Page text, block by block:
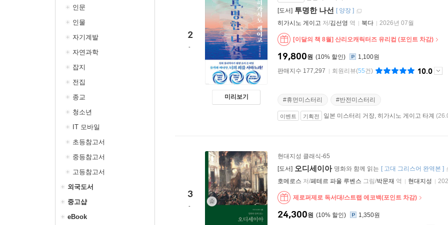
인문
인물
자기계발
자연과학
잡지
전집
종교
청소년
IT 모바일
초등참고서
중등참고서
고등참고서
외국도서
중고샵
eBook
2
미리보기
[도서] 투명한 나선 [ 양장 ]
히가시노 게이고 저/김선영 역 북다 2026년 07월
[이달의 책 8월] 산리오캐릭터즈 유리컵 (포인트 차감)
10%
19,800원
1,100원
판매지수 177,297
회원리뷰(55건) 10.0
#휴먼미스터리 #반전미스터리
이벤트 기획전 일본 미스터리 거장, 히가시노 게이고 타계
3
현대지성 클래식-65
[도서] 오디세이아 명화와 함께 읽는 [ 고대 그리스어 완역본 ]
호메로스 저/페테르 파울 루벤스 그림/박문재 역 현대지성
제로퍼제로 독서대/스트랩 에코백(포인트 차감)
10%
24,300원
1,350원